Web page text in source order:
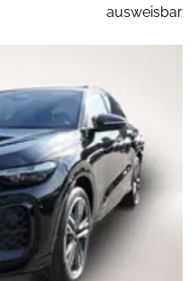
ausweisbar